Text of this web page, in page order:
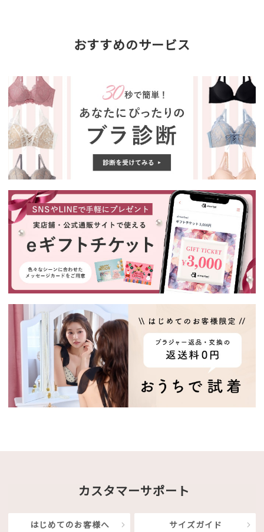
おすすめのサービス
カスタマーサポート
はじめてのお客様へ サイズガイド